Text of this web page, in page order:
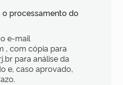
o processamento do
e-mail
, com cópia para
para análise da
e, caso aprovado,